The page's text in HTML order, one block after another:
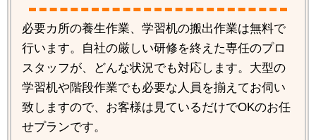
必要カ所の養生作業、学習机の搬出作業は無料で
行います。自社の厳しい研修を終えた専任のプロ
スタッフが、どんな状況でも対応します。大型の
学習机や階段作業でも必要な人員を揃えてお伺い
致しますので、お客様は見ているだけでOKのお任
せプランです。